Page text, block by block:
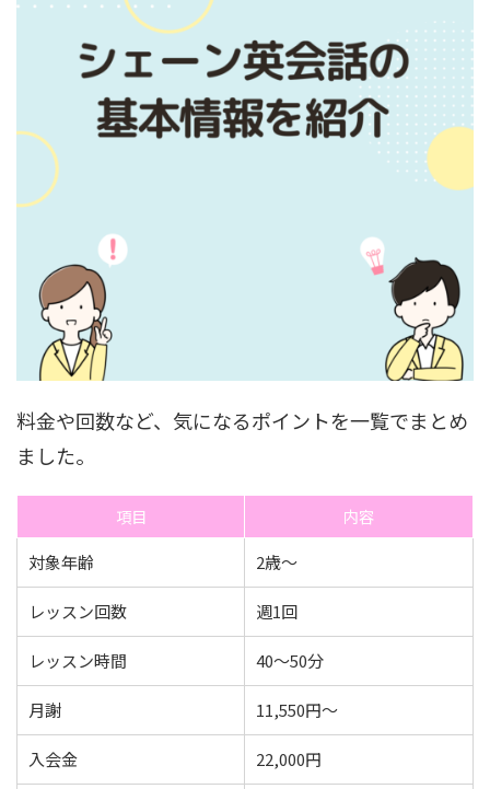
料金や回数など、気になるポイントを一覧でまとめ
ました。
項目
内容
対象年齢
2歳〜
レッスン回数 週1回
レッスン時間 40〜50分
月謝 11,550円〜
入会金 22,000円